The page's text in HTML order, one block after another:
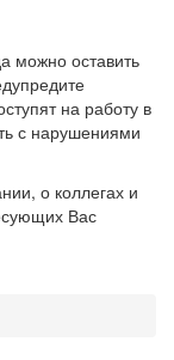
можно оставить
на работу в
с нарушениями
о коллегах и
Вас